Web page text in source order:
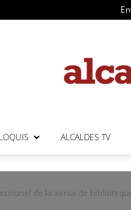
ALCALDES TV
de la xarxa de